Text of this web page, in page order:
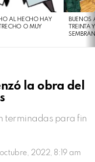
AL HECHO HAY
O MUY
BUENOS
la obra del
terminadas para fin
octubre, 2022, 8:19 am